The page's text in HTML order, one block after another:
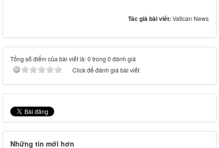
Tác giả bài viết: Vatican News
Tổng số điểm của bài viết là: 0 trong 0 đánh giá
Click để đánh giá bài viết
Những tin mới hơn